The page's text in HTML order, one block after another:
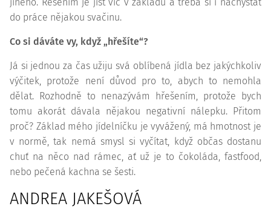
do práce nějakou svačinu.
Co si dáváte vy, když „hřešíte“?
Já si jednou za čas užiju svá oblíbená jídla bez jakýchkoliv
výčitek, protože není důvod pro to, abych to nemohla
dělat. Rozhodně to nenazývám hřešením, protože bych
tomu akorát dávala nějakou negativní nálepku. Přitom
proč? Základ mého jídelníčku je vyvážený, má hmotnost je
v normě, tak nemá smysl si vyčítat, když občas dostanu
chuť na něco nad rámec, ať už je to čokoláda, fastfood,
nebo pečená kachna se šesti.
ANDREA JAKEŠOVÁ